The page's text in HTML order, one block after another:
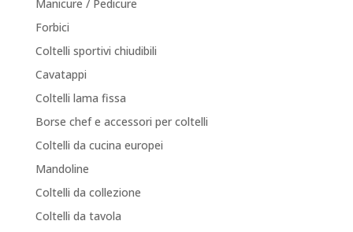
Manicure / Pedicure
Forbici
Coltelli sportivi chiudibili
Cavatappi
Coltelli lama fissa
Borse chef e accessori per coltelli
Coltelli da cucina europei
Mandoline
Coltelli da collezione
Coltelli da tavola